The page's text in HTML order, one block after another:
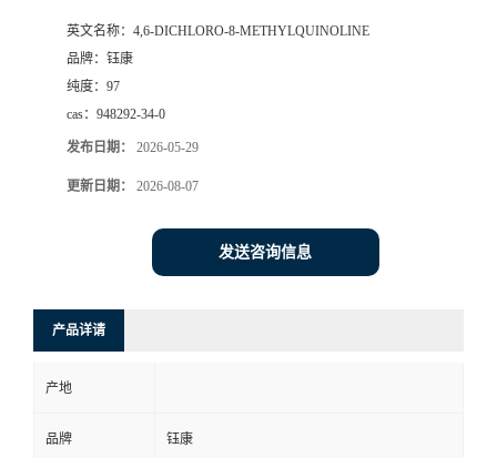
英文名称： 4,6-DICHLORO-8-METHYLQUINOLINE
品牌： 钰康
纯度： 97
cas： 948292-34-0
发布日期： 2026-05-29
更新日期： 2026-08-07
发送咨询信息
产品详请
产地
品牌 钰康